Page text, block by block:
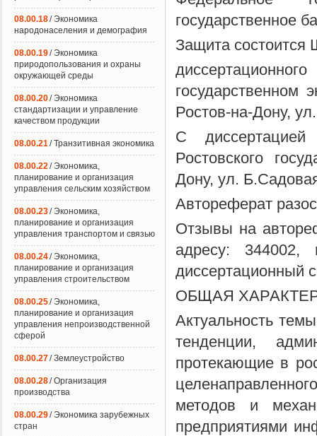
государственное
Защита состоится
государственном
Ростов-на-Дону,
С
Ростовского
Дону, ул.
Автореферат
Отзывы на
адресу:
диссертационный
ОБЩАЯ
Актуальность
тенденции,
протекающие в
методов и
предприятиями
08.00.18/ Экономика
народонаселения и демография
08.00.19/ Экономика
природопользования и охраны
окружающей среды
08.00.20/ Экономика
стандартизации и управление
качеством продукции
08.00.21/ Транзитивная экономика
08.00.22/ Экономика,
планирование и организация
управления сельским хозяйством
08.00.23/ Экономика,
планирование и организация
управления транспортом и связью
08.00.24/ Экономика,
планирование и организация
управления строительством
08.00.25/ Экономика,
планирование и организация
управления непроизводственной
сферой
08.00.27/ Землеустройство
08.00.28/ Организация
производства
08.00.29/ Экономика зарубежных
стран